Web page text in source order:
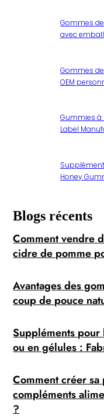
Gommes
avec
Gommes
OEM
Gummies à
Label
Honey
Blogs récents
Comment vendre
cidre de pomme
Avantages des
coup de pouce
Suppléments
ou en gélules :
Comment créer
compléments
?